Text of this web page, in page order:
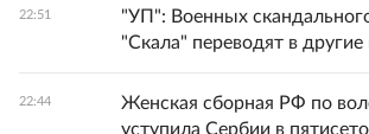
22:51
"УП": Военных
"Скала" переводят в
22:44
Женская сборная РФ по
уступила Сербии в